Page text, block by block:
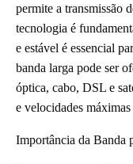
permite a transmissão
tecnologia é
e estável é essencial
banda larga pode ser
óptica, cabo, DSL e
e velocidades
Importância da Banda